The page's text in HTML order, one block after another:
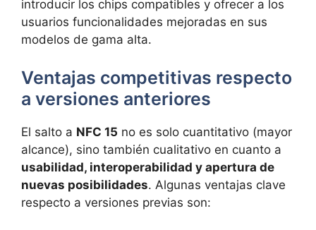
introducir los chips compatibles y ofrecer a los
usuarios funcionalidades mejoradas en sus
modelos de gama alta.
Ventajas competitivas respecto
a versiones anteriores
El salto a NFC 15 no es solo cuantitativo (mayor
alcance), sino también cualitativo en cuanto a
usabilidad, interoperabilidad y apertura de
nuevas posibilidades. Algunas ventajas clave
respecto a versiones previas son: